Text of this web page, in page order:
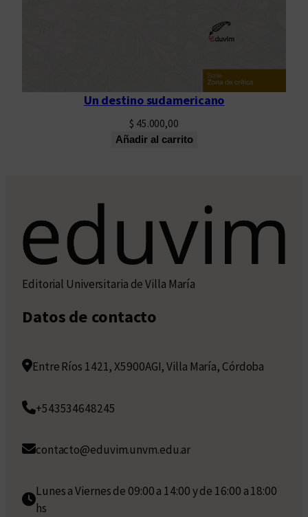
Un destino sudamericano
$ 45.000,00
Añadir al carrito
Editorial Universitaria de Villa María
Datos de contacto
Entre Ríos 1421, X5900AGI, Villa María, Córdoba
+543534648245
contacto@eduvim.unvm.edu.ar
Lunes a Viernes de 09:00 a 14:00 y de 16:00 a 18:00
hs